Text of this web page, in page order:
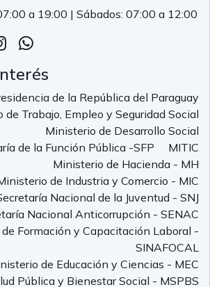
a 19:00 | Sábados: 07:00 a 12:00
de la República del Paraguay
de Trabajo, Empleo y Seguridad Social
Ministerio de Desarrollo Social
de la Función Pública -SFP
MITIC
Ministerio de Hacienda - MH
de Industria y Comercio - MIC
Nacional de la Juventud - SNJ
Nacional Anticorrupción - SENAC
Formación y Capacitación Laboral -
SINAFOCAL
de Educación y Ciencias - MEC
Pública y Bienestar Social - MSPBS